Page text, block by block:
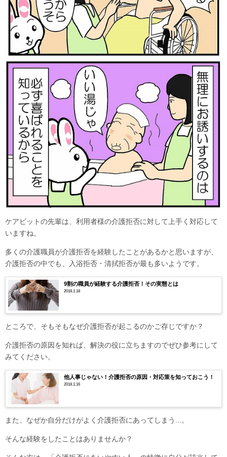
ケアビットの先輩は、利用者様の介護拒否に対して上手く対応して
いますね。
多くの介護職員が介護拒否を経験したことがあるかと思いますが、
介護拒否の中でも、
入浴拒否・清拭拒否が最も多いようです。
9割の職員が経験する介護拒否！その実態とは
2018.1.18
ところで、そもそもなぜ介護拒否が起こるのかご存じですか？
介護拒否の原因を知れば、解決の役に立ちますのでぜひ参考にして
みてください。
他人事じゃない！介護拒否の原因・対応策を知っておこう！
2018.1.16
また、なぜか自分だけがよく介護拒否にあってしまう...。
そんな経験をしたことはありませんか？